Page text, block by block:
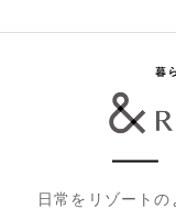
日常をリゾート